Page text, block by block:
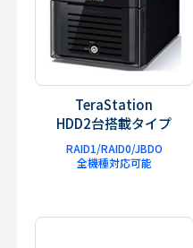
TeraStation
HDD2台搭載タイプ
RAID1/RAID0/JBDO
全機種対応可能